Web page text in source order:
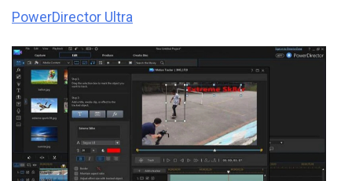
PowerDirector Ultra